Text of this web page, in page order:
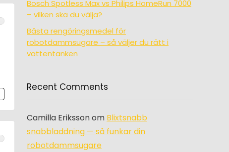
Bosch Spotless Max vs Philips HomeRun 7000
– vilken ska du välja?
Bästa rengöringsmedel för
robotdammsugare – så väljer du rätt i
vattentanken
Recent Comments
Camilla Erikssonom Blixtsnabb
snabbladdning — så funkar din
robotdammsugare